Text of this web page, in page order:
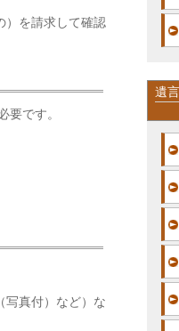
）を請求して確認
要です。
写真付）など）な
遺